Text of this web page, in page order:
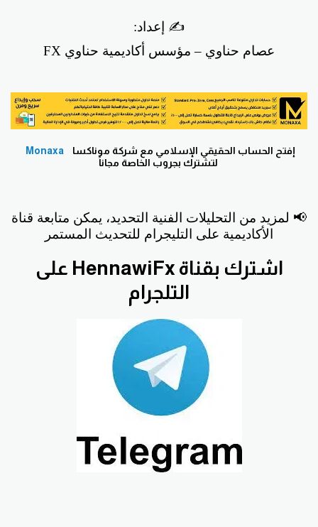
✍️ إعداد:
عصام حناوي – مؤسس أكاديمية حناوي FX
إفتح الحساب الحقيقي الإسلامي مع شركة موناكساMonaxa
لتشترك بجروب الخاصة مجاناً
📢 لمزيد من التحليلات الفنية التحديد، يمكن متابعة قناة
الأكاديمية على التليجرام للتحديث المستمر
اشترك بقناة HennawiFx على
التلجرام